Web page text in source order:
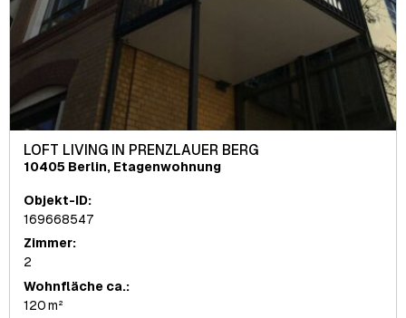
LOFT LIVING IN PRENZLAUER BERG
10405 Berlin, Etagenwohnung
Objekt-ID:
169668547
Zimmer:
2
Wohnfläche ca.:
120 m²